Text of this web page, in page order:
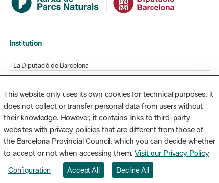
La Diputació de Barcelona
Contacte
L'Informatiu dels Parcs
Gaudim als Parcs
Directori de contacte
Xarxes socials
This website only uses its own cookies for technical purposes, it
does not collect or transfer personal data from users without
their knowledge. However, it contains links to third-party
websites with privacy policies that are different from those of
the Barcelona Provincial Council, which you can decide whether
to accept or not when accessing them. Visit our Privacy Policy
Configuration Accept All Decline All